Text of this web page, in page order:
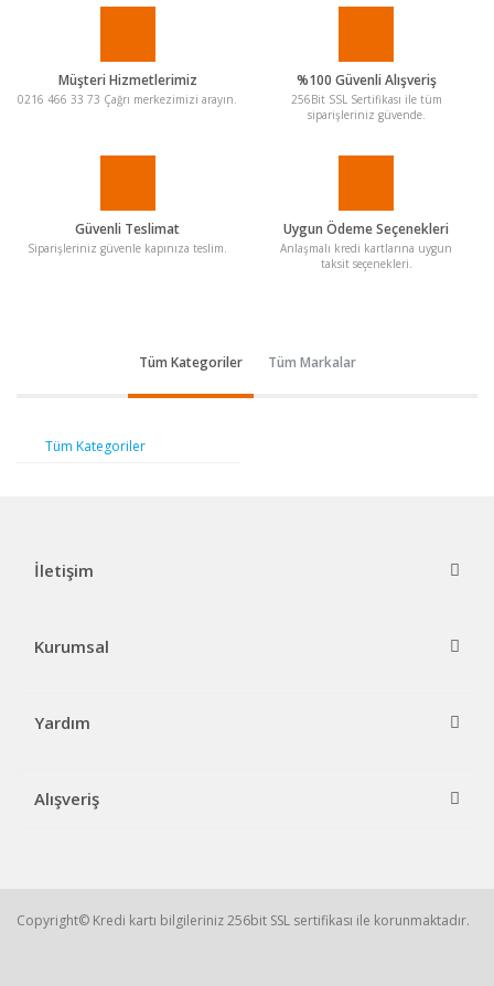
Müşteri Hizmetlerimiz
0216 466 33 73 Çağrı merkezimizi arayın.
%100 Güvenli Alışveriş
256Bit SSL Sertifikası ile tüm
siparişleriniz güvende.
Güvenli Teslimat
Siparişleriniz güvenle kapınıza teslim.
Uygun Ödeme Seçenekleri
Anlaşmalı kredi kartlarına uygun
taksit seçenekleri.
Tüm Kategoriler Tüm Markalar
Tüm Kategoriler
İletişim
Kurumsal
Yardım
Alışveriş
Copyright© Kredi kartı bilgileriniz 256bit SSL sertifikası ile korunmaktadır.